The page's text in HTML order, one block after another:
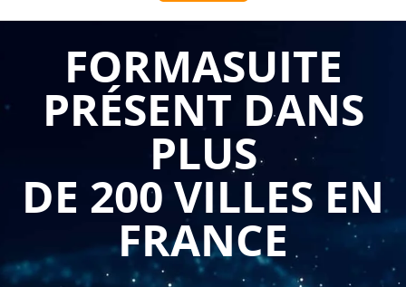
La formation sur le management d'équipe et l'ennéagramme
les compétences de gestion des managers. Elle permet
d'explorer à la fois les bases du management d'équipe et les
principes de l'ennéagramme, un modèle de personnalité qui
aide à comprendre les motivations et les comportements des
L'un des avantages majeurs de cette formation est qu'elle
offre aux managers une compréhension approfondie des
bases du management d'équipe. Ils apprendront les
compétences clés telles que la communication efficace, la
FORMASUITE
PRÉSENT DANS
PLUS
DE 200 VILLES EN
FRANCE